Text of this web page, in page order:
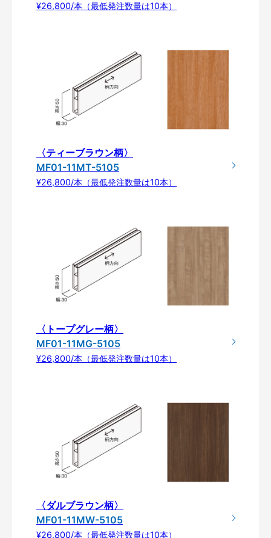
¥26,800/本（最低発注数量は10本）
〈ティーブラウン柄〉
MF01-11MT-5105
¥26,800/本（最低発注数量は10本）
〈トープグレー柄〉
MF01-11MG-5105
¥26,800/本（最低発注数量は10本）
〈ダルブラウン柄〉
MF01-11MW-5105
¥26,800/本（最低発注数量は10本）